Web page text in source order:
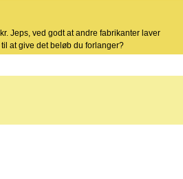
Jeps, ved godt at andre fabrikanter laver
at give det beløb du forlanger?